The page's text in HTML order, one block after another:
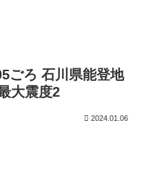
ごろ 石川県能登地
大震度2
2024.01.06